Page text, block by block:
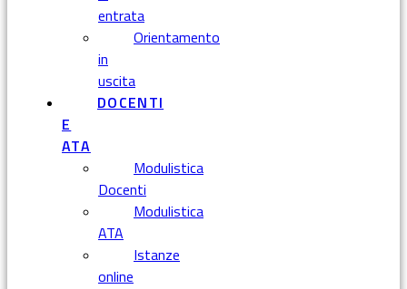
entrata
Orientamento
in
uscita
DOCENTI
E
ATA
Modulistica
Docenti
Modulistica
ATA
Istanze
online